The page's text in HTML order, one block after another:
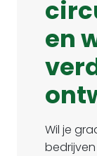
en
Wil je